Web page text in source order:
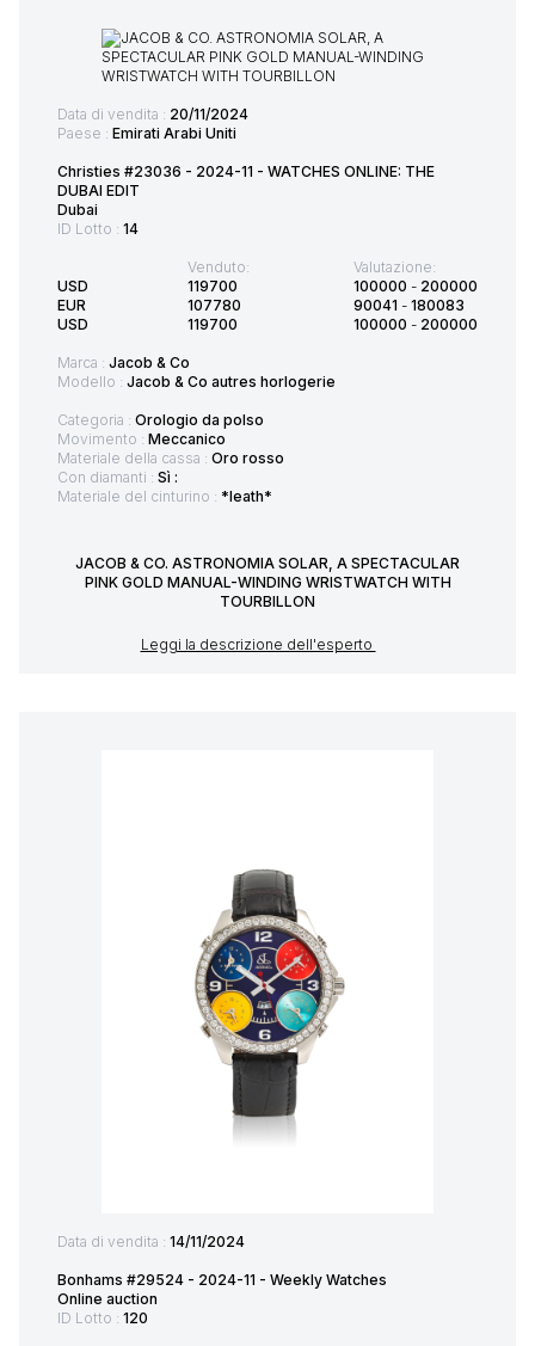
Data di vendita : 20/11/2024
Paese : Emirati Arabi Uniti
Christies #23036 - 2024-11 - WATCHES ONLINE: THE
DUBAI EDIT
Dubai
ID Lotto : 14
USD
EUR
USD
Venduto:
119700
107780
119700
Valutazione:
100000 - 200000
90041 - 180083
100000 - 200000
Marca : Jacob & Co
Modello : Jacob & Co autres horlogerie
Categoria : Orologio da polso
Movimento : Meccanico
Materiale della cassa : Oro rosso
Con diamanti : Sì :
Materiale del cinturino : *leath*
JACOB & CO. ASTRONOMIA SOLAR, A SPECTACULAR
PINK GOLD MANUAL-WINDING WRISTWATCH WITH
TOURBILLON
Leggi la descrizione dell'esperto
Data di vendita : 14/11/2024
Bonhams #29524 - 2024-11 - Weekly Watches
Online auction
ID Lotto : 120